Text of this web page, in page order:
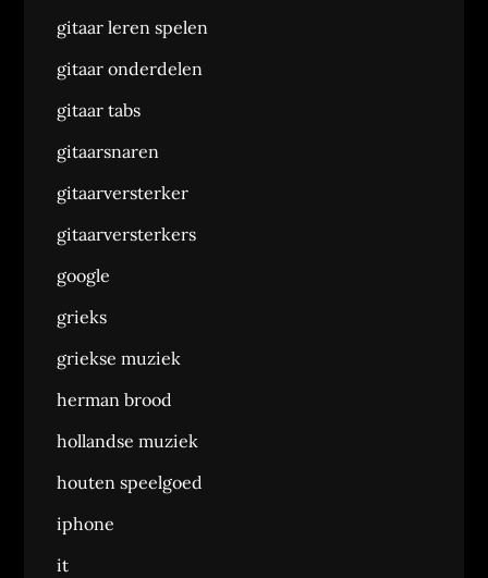
gitaar leren spelen
gitaar onderdelen
gitaar tabs
gitaarsnaren
gitaarversterker
gitaarversterkers
google
grieks
griekse muziek
herman brood
hollandse muziek
houten speelgoed
iphone
it